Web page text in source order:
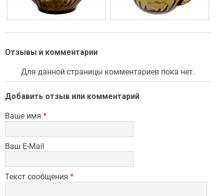
Отзывы и комментарии
Для данной страницы комментариев пока нет.
Добавить отзыв или комментарий
Ваше имя *
Ваш E-Mail
Текст сообщения *